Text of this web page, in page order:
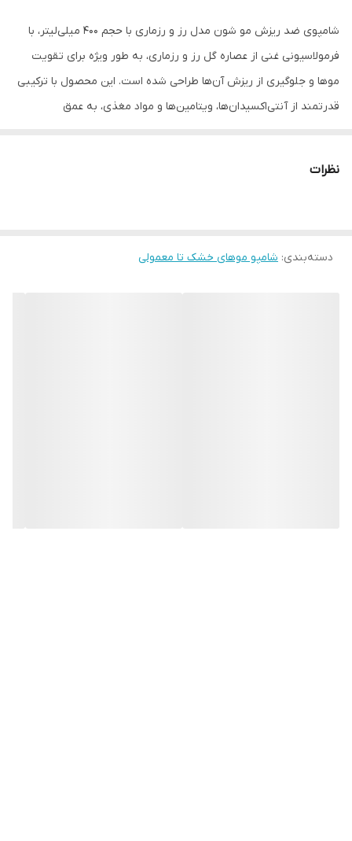
شامپوی ضد ریزش مو شون مدل رز و رزماری با حجم 400 میلی‌لیتر، با
فرمولاسیونی غنی از عصاره گل رز و رزماری، به طور ویژه برای تقویت
موها و جلوگیری از ریزش آن‌ها طراحی شده است. این محصول با ترکیبی
قدرتمند از آنتی‌اکسیدان‌ها، ویتامین‌ها و مواد مغذی، به عمق
نظرات
دسته‌بندی: شامپو موهای خشک تا معمولی